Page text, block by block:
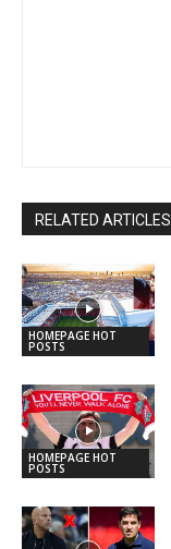
RELATED ARTICLES
HOMEPAGE HOT
POSTS
HOMEPAGE HOT
POSTS